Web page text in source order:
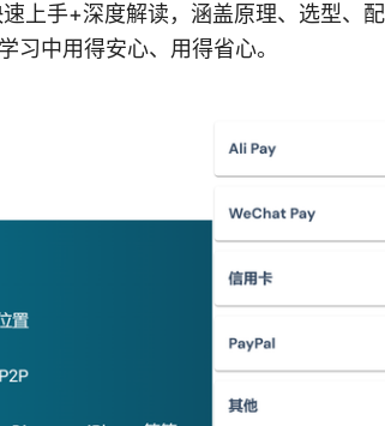
上手+深度解读，涵盖原理、选型、
习中用得安心、用得省心。